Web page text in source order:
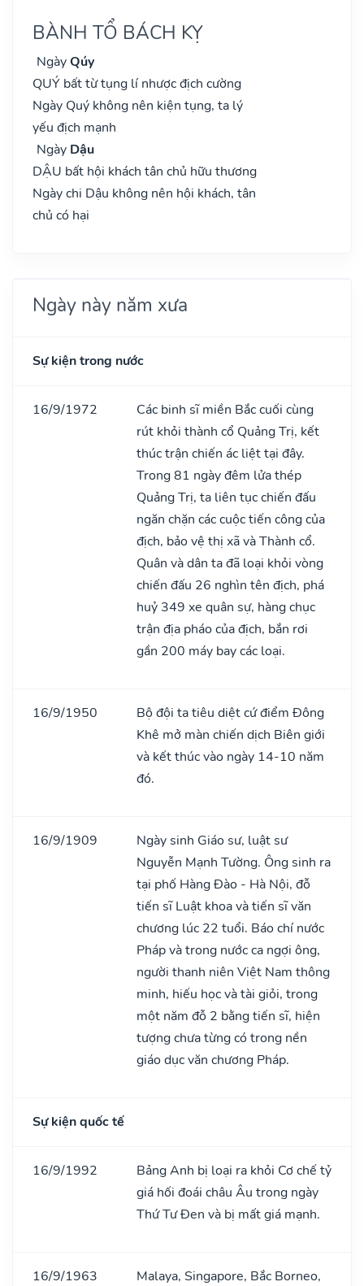
BÀNH TỔ BÁCH KỴ
NgàyQúy
QUÝ bất từ tụng lí nhược địch cường
Ngày Quý không nên kiện tụng, ta lý
yếu địch mạnh
Ngày Dậu
DẬU bất hội khách tân chủ hữu thương
Ngày chi Dậu không nên hội khách, tân
chủ có hại
Ngày này năm xưa
Sự kiện trong nước
16/9/1972
Các binh sĩ miền Bắc cuối cùng
rút khỏi thành cổ Quảng Trị, kết
thúc trận chiến ác liệt tại đây.
Trong 81 ngày đêm lửa thép
Quảng Trị, ta liên tục chiến đấu
ngăn chặn các cuộc tiến công của
địch, bảo vệ thị xã và Thành cổ.
Quân và dân ta đã loại khỏi vòng
chiến đấu 26 nghìn tên địch, phá
huỷ 349 xe quân sự, hàng chục
trận địa pháo của địch, bắn rơi
gần 200 máy bay các loại.
16/9/1950
Bộ đội ta tiêu diệt cứ điểm Đông
Khê mở màn chiến dịch Biên giới
và kết thúc vào ngày 14-10 năm
đó.
16/9/1909
Ngày sinh Giáo sư, luật sư
Nguyễn Mạnh Tường. Ông sinh ra
tại phố Hàng Đào - Hà Nội, đỗ
tiến sĩ Luật khoa và tiến sĩ văn
chương lúc 22 tuổi. Báo chí nước
Pháp và trong nước ca ngợi ông,
người thanh niên Việt Nam thông
minh, hiếu học và tài giỏi, trong
một năm đỗ 2 bằng tiến sĩ, hiện
tượng chưa từng có trong nền
giáo dục văn chương Pháp.
Sự kiện quốc tế
16/9/1992
Bảng Anh bị loại ra khỏi Cơ chế tỷ
giá hối đoái châu Âu trong ngày
Thứ Tư Đen và bị mất giá mạnh.
16/9/1963
Malaya, Singapore, Bắc Borneo,